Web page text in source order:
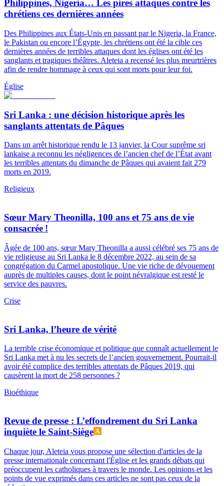
Philippines, Nigeria… Les pires attaques contre les
chrétiens ces dernières années
Des Philippines aux États-Unis en passant par le Nigeria, la France,
le Pakistan ou encore l’Égypte, les chrétiens ont été la cible ces
dernières années de terribles attaques dont les églises ont été les
sanglants et tragiques théâtres. Aleteia a recensé les plus meurtrières
afin de rendre hommage à ceux qui sont morts pour leur foi.
Église
Sri Lanka : une décision historique après les
sanglants attentats de Pâques
Dans un arrêt historique rendu le 13 janvier, la Cour suprême sri
lankaise a reconnu les négligences de l’ancien chef de l’État avant
les terribles attentats du dimanche de Pâques qui avaient fait 279
morts en 2019.
Religieux
Sœur Mary Theonilla, 100 ans et 75 ans de vie
consacrée !
Âgée de 100 ans, sœur Mary Theonilla a aussi célébré ses 75 ans de
vie religieuse au Sri Lanka le 8 décembre 2022, au sein de sa
congrégation du Carmel apostolique. Une vie riche de dévouement
auprès de multiples causes, dont le point névralgique est resté le
service des pauvres.
Crise
Sri Lanka, l’heure de vérité
La terrible crise économique et politique que connaît actuellement le
Sri Lanka met à nu les secrets de l’ancien gouvernement. Pourrait-il
avoir été complice des terribles attentats de Pâques 2019, qui
causèrent la mort de 258 personnes ?
Bioéthique
Revue de presse : L’effondrement du Sri Lanka
inquiète le Saint-Siège
Chaque jour, Aleteia vous propose une sélection d'articles de la
presse internationale concernant l'Église et les grands débats qui
préoccupent les catholiques à travers le monde. Les opinions et les
points de vue exprimés dans ces articles ne sont pas ceux de la